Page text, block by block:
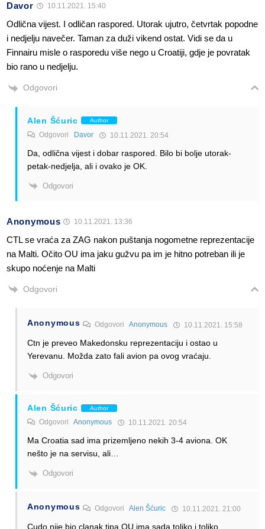
Davor 10.11.2021. 15:40
Odlična vijest. I odličan raspored. Utorak ujutro, četvrtak popodne
i nedjelju navečer. Taman za duži vikend ostat. Vidi se da u
Finnairu misle o rasporedu više nego u Croatiji, gdje je povratak
bio rano u nedjelju.
Odgovori
Alen Šćuric Author
Odgovori Davor 10.11.2021. 20:54
Da, odlična vijest i dobar raspored. Bilo bi bolje utorak-
petak-nedjelja, ali i ovako je OK.
Odgovori
Anonymous 10.11.2021. 13:36
CTL se vraća za ZAG nakon puštanja nogometne reprezentacije
na Malti. Očito OU ima jaku gužvu pa im je hitno potreban ili je
skupo noćenje na Malti
Odgovori
Anonymous OdgovoriAnonymous 10.11.2021. 15:58
Ctn je preveo Makedonsku reprezentaciju i ostao u
Yerevanu. Možda zato fali avion pa ovog vraćaju.
Odgovori
Alen Šćuric Author
Odgovori Anonymous 10.11.2021. 20:54
Ma Croatia sad ima prizemljeno nekih 3-4 aviona. OK
nešto je na servisu, ali…
Odgovori
Anonymous OdgovoriAlen Šćuric 10.11.2021. 21:00
Cudo nije bio clanak tipa OU ima sada toliko i toliko